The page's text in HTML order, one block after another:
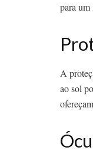
para um
A
ao sol